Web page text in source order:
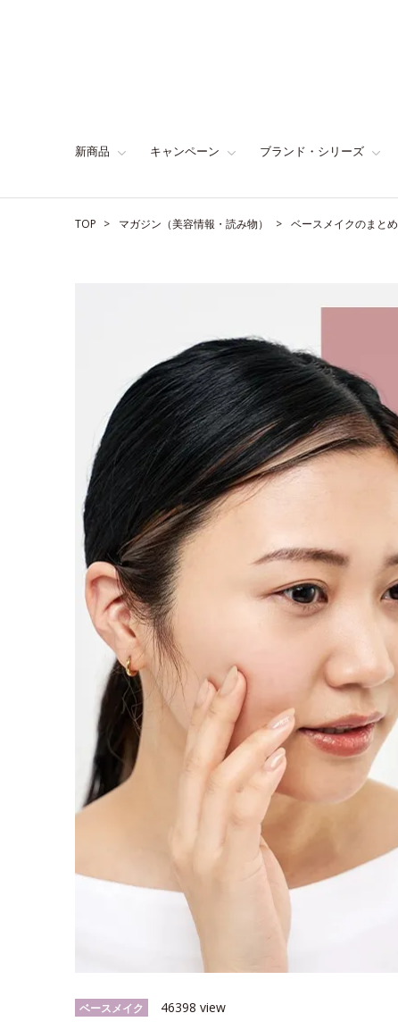
新商品 キャンペーン ブランド・シリーズ
TOP マガジン（美容情報・読み物） ベースメイクのまとめ
ベースメイク 46398 view